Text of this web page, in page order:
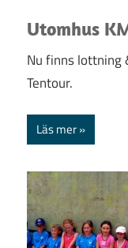
Utomhus
Nu finns lottning
Tentour.
Läs mer